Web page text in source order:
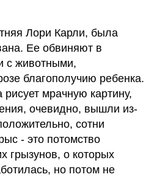
Лори Карли, была
Ее обвиняют в
с животными,
благополучию ребенка.
мрачную картину,
очевидно, вышли из-
сотни
- это потомство
грызунов, о которых
но потом не